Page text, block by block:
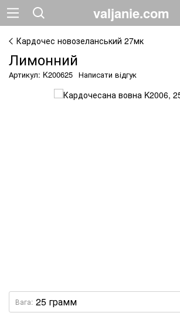
Кардочес новозеланський 27мк
Лимонний
Артикул: K200625 Написати відгук
Вага:
valjanie.com